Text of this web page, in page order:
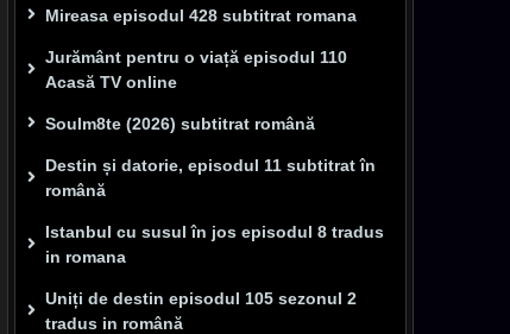
Mireasa episodul 428 subtitrat romana
Jurământ pentru o viață episodul 110
Acasă TV online
Soulm8te (2026) subtitrat română
Destin și datorie, episodul 11 subtitrat în
română
Istanbul cu susul în jos episodul 8 tradus
in romana
Uniți de destin episodul 105 sezonul 2
tradus in română